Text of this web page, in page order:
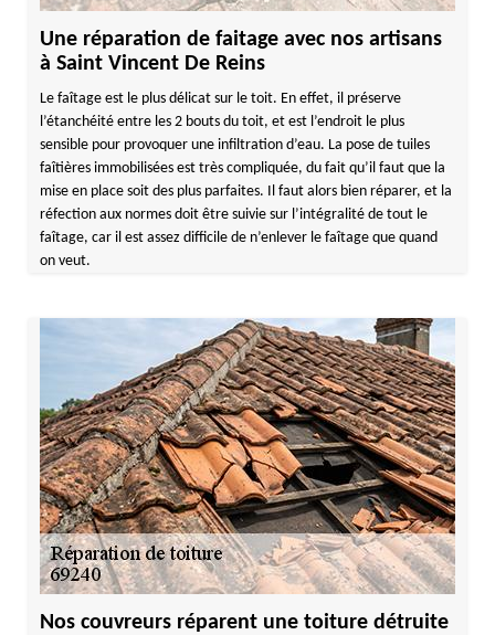
Une réparation de faitage avec nos artisans
à Saint Vincent De Reins
Le faîtage est le plus délicat sur le toit. En effet, il préserve
l’étanchéité entre les 2 bouts du toit, et est l’endroit le plus
sensible pour provoquer une infiltration d’eau. La pose de tuiles
faîtières immobilisées est très compliquée, du fait qu’il faut que la
mise en place soit des plus parfaites. Il faut alors bien réparer, et la
réfection aux normes doit être suivie sur l’intégralité de tout le
faîtage, car il est assez difficile de n’enlever le faîtage que quand
on veut.
Nos couvreurs réparent une toiture détruite